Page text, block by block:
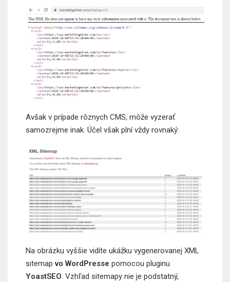
Avšak v prípade rôznych CMS, môže vyzerať
samozrejme inak. Účel však plní vždy rovnaký:
Na obrázku vyššie vidíte ukážku vygenerovanej XML
sitemap vo WordPresse pomocou pluginu
YoastSEO. Vzhľad sitemapy nie je podstatný,